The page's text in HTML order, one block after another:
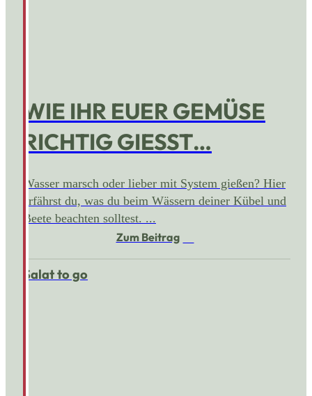
WIE IHR EUER GEMÜSE
RICHTIG GIESST…
Wasser marsch oder lieber mit System gießen? Hier
erfährst du, was du beim Wässern deiner Kübel und
Beete beachten solltest. ...
Zum Beitrag
Salat to go